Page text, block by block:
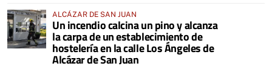
ALCÁZAR DE SAN JUAN
Un incendio calcina un pino y alcanza
la carpa de un establecimiento de
hostelería en la calle Los Ángeles de
Alcázar de San Juan